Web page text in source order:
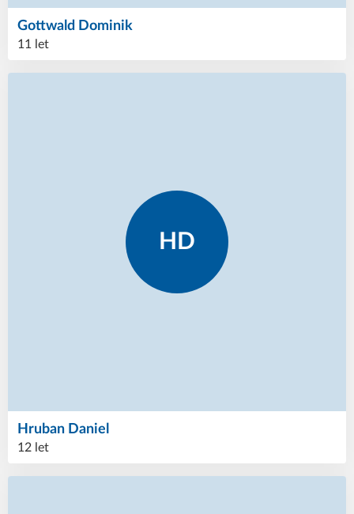
Dominik
Gottwald
11 let
HD
Daniel
Hruban
12 let